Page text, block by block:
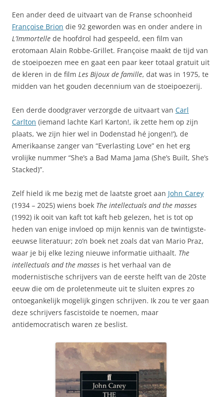
Een ander deed de uitvaart van de Franse schoonheid
Françoise Brion die 92 geworden was en onder andere in
L’Immortelle de hoofdrol had gespeeld, een film van
erotomaan Alain Robbe-Grillet. Françoise maakt de tijd van
de stoeipoezen mee en gaat een paar keer totaal gratuit uit
de kleren in de film Les Bijoux de famille, dat was in 1975, te
midden van het gouden decennium van de stoeipoezerij.
Een derde doodgraver verzorgde de uitvaart van Carl
Carlton (iemand lachte Karl Karton!, ik zette hem op zijn
plaats, ‘we zijn hier wel in Dodenstad hé jongen!’), de
Amerikaanse zanger van “Everlasting Love” en het erg
vrolijke nummer “She’s a Bad Mama Jama (She’s Built, She’s
Stacked)”.
Zelf hield ik me bezig met de laatste groet aan John Carey
(1934 – 2025) wiens boek The intellectuals and the masses
(1992) ik ooit van kaft tot kaft heb gelezen, het is tot op
heden van enige invloed op mijn kennis van de twintigste-
eeuwse literatuur; zo’n boek net zoals dat van Mario Praz,
waar je bij elke lezing nieuwe informatie uithaalt. The
intellectuals and the masses is het verhaal van de
modernistische schrijvers van de eerste helft van de 20ste
eeuw die om de proletenmeute uit te sluiten expres zo
ontoegankelijk mogelijk gingen schrijven. Ik zou te ver gaan
deze schrijvers fascistoïde te noemen, maar
antidemocratisch waren ze beslist.